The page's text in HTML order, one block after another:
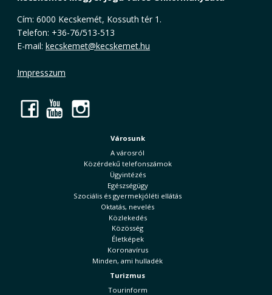
Cím: 6000 Kecskemét, Kossuth tér 1.
Telefon: +36-76/513-513
E-mail: kecskemet@kecskemet.hu
Impresszum
Facebook
YouTube
Városunk
A városról
Közérdekű telefonszámok
Ügyintézés
Egészségügy
Szociális és gyermekjóléti ellátás
Oktatás, nevelés
Közlekedés
Közösség
Életképek
Koronavírus
Minden, ami hulladék
Turizmus
Tourinform